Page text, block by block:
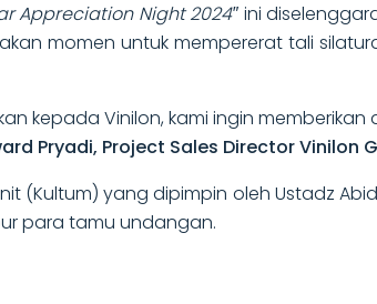
Appreciation Night 2024″ ini
momen untuk mempererat tali
kepada Vinilon, kami ingin
Pryadi, Project Sales Director Vinilon
(Kultum) yang dipimpin oleh Ustadz
para tamu undangan.